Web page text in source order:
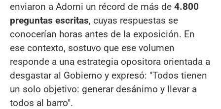
enviaron a Adorni un récord de más de 4.800
preguntas escritas, cuyas respuestas se
conocerían horas antes de la exposición. En
ese contexto, sostuvo que ese volumen
responde a una estrategia opositora orientada a
desgastar al Gobierno y expresó: "Todos tienen
un solo objetivo: generar desánimo y llevar a
todos al barro".